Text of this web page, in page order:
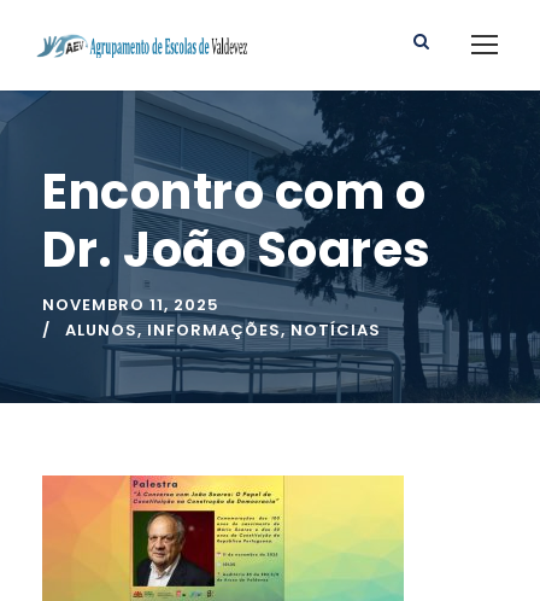
Encontro com o
Dr. João Soares
NOVEMBRO 11, 2025
ALUNOS, INFORMAÇÕES, NOTÍCIAS